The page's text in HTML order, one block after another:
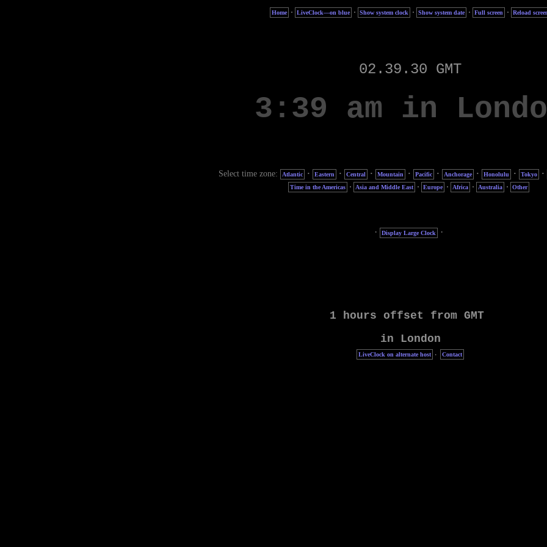
Home · LiveClock—on blue · Show system clock · Show system date · Full screen · Reload
Select time zone: Atlantic · Eastern · Central · Mountain · Pacific · Anchorage · Honolulu · Tokyo ·
Time in the Americas
· Asia and Middle East · Europe · Africa · Australia · Other
· Display Large Clock ·
LiveClock on alternate host · Contact